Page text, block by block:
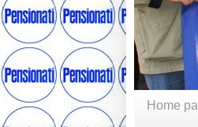
Home